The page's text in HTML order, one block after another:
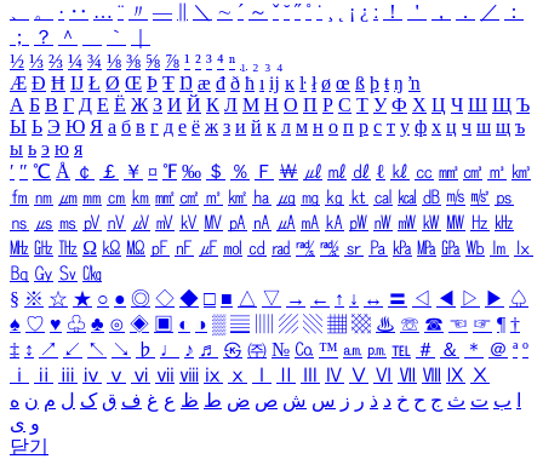
、
。 · ‥ … ¨ 〃 ― ＼ ∼ ´ ～ ˇ ˘ ˝ ˚ ˙ ¸ ¡ ¿ ː ！ ＇ ， ． ／
：
；
？ ＾ ｀
½ ⅓ ⅔ ¼ ¾ ⅛ ⅜ ⅝ ⅞ ¹ ² ³ ⁴ ⁿ ₁ ₂ ₃ ₄
Æ Ð Ħ Ĳ Ł Ø Œ Þ Ŧ Ŋ æ đ ð ħ ı ĳ ĸ ŀ ł ø œ ß þ ŧ ŋ ŉ
А Б В Г Д Е Ё Ж З И Й К Л М Н О П Р С Т У Ф Х Ц Ч Ш Щ Ъ
Ы Ь Э Ю Я а б в г д е ё ж з и й к л м н о п р с т у ф х ц ч ш щ ъ
ы ь э ю я
′ ″ ℃ Å ￠ ￡ ￥ ¤ ℉ ‰ ＄ ％ Ｆ ￦ ㎕ ㎖ ㎗ ℓ ㎘ ㏄ ㎣ ㎤ ㎥ ㎦
㎙ ㎚ ㎛ ㎜ ㎝ ㎞ ㎟ ㎠ ㎡ ㎢ ㏊ ㎍ ㎎ ㎏ ㏏ ㎈ ㎉ ㏈ ㎧ ㎨ ㎰
㎱ ㎲ ㎳ ㎴ ㎵ ㎶ ㎷ ㎸ ㎹ ㎀ ㎁ ㎂ ㎃ ㎄ ㎺ ㎻ ㎽ ㎾ ㎿ ㎐ ㎑
㎒ ㎓ ㎔ Ω ㏀ ㏁ ㎊ ㎋ ㎌ ㏖ ㏅ ㎭ ㎮ ㎯ ㏛ ㎩ ㎪ ㎫ ㎬ ㏝ ㏐
㏓
㏃ ㏉ ㏜ ㏆
§ ※ ☆ ★ ○ ● ◎ ◇ ◆ □ ■ △ ▽ → ← ↑ ↓ ↔ 〓 ◁ ◀ ▷ ▶ ♤
♠ ♡ ♥ ♧ ♣ ⊙ ◈ ▣ ◐ ◑ ▒ ▤ ▨ ▧ ▦ ▩ ♨ ☏ ☎ ☜ ☞ ¶ †
‡ ↕ ↗ ↙ ↖ ↘ ♭ ♩ ♪ ♬ ㉿ ㈜ № ㏇ ™ ㏂ ㏘ ℡ ＃ ＆ ＊ ＠ ª º
ⅰ
ⅱ ⅲ ⅳ ⅴ ⅵ ⅶ ⅷ ⅸ ⅹ Ⅳ Ⅴ Ⅵ Ⅶ Ⅷ Ⅸ Ⅹ
ب ت ث ج ح خ د ذ ر ز س ش ص ض ط ظ ع غ ف ق ک ل م ن ه
و ی
닫기